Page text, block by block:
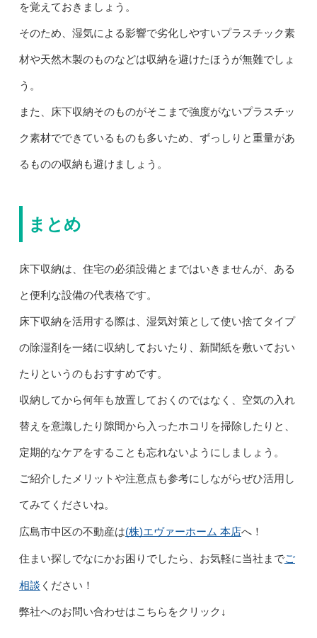
を覚えておきましょう。
そのため、湿気による影響で劣化しやすいプラスチック素
材や天然木製のものなどは収納を避けたほうが無難でしょ
う。
また、床下収納そのものがそこまで強度がないプラスチッ
ク素材でできているものも多いため、ずっしりと重量があ
るものの収納も避けましょう。
まとめ
床下収納は、住宅の必須設備とまではいきませんが、ある
と便利な設備の代表格です。
床下収納を活用する際は、湿気対策として使い捨てタイプ
の除湿剤を一緒に収納しておいたり、新聞紙を敷いておい
たりというのもおすすめです。
収納してから何年も放置しておくのではなく、空気の入れ
替えを意識したり隙間から入ったホコリを掃除したりと、
定期的なケアをすることも忘れないようにしましょう。
ご紹介したメリットや注意点も参考にしながらぜひ活用し
てみてくださいね。
広島市中区の不動産は(株)エヴァーホーム 本店へ！
住まい探しでなにかお困りでしたら、お気軽に当社までご
相談 ください！
弊社へのお問い合わせはこちらをクリック↓